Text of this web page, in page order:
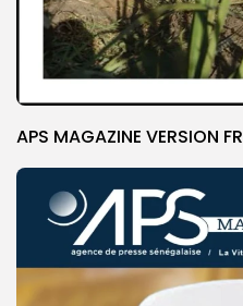
APS MAGAZINE VERSION FR